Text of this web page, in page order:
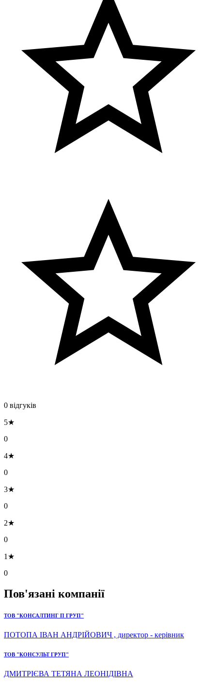
0 відгуків
5★
0
4★
0
3★
0
2★
0
1★
0
Пов'язані компанії
ТОВ "КОНСАЛТИНГ П ГРУП"
ПОТОПА ІВАН АНДРІЙОВИЧ , директор - керівник
ТОВ "КОНСУЛЬТ ГРУП"
ДМИТРІЄВА ТЕТЯНА ЛЕОНІДІВНА